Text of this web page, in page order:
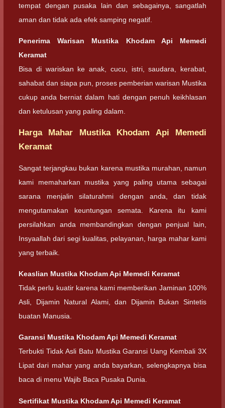
tempat dengan pusaka lain dan sebagainya, sangatlah
aman dan tidak ada efek samping negatif.
Penerima Warisan Mustika Khodam Api Memedi
Keramat
Bisa di wariskan ke anak, cucu, istri, saudara, kerabat,
sahabat dan siapa pun, proses pemberian warisan Mustika
cukup anda berniat dalam hati dengan penuh keikhlasan
dan ketulusan yang paling dalam.
Harga Mahar Mustika Khodam Api Memedi
Keramat
Sangat terjangkau bukan karena mustika murahan, namun
kami memaharkan mustika yang paling utama sebagai
sarana menjalin silaturahmi dengan anda, dan tidak
mengutamakan keuntungan semata. Karena itu kami
persilahkan anda membandingkan dengan penjual lain,
Insyaallah dari segi kualitas, pelayanan, harga mahar kami
yang terbaik.
Keaslian Mustika Khodam Api Memedi Keramat
Tidak perlu kuatir karena kami memberikan Jaminan 100%
Asli, Dijamin Natural Alami, dan Dijamin Bukan Sintetis
buatan Manusia.
Garansi Mustika Khodam Api Memedi Keramat
Terbukti Tidak Asli Batu Mustika Garansi Uang Kembali 3X
Lipat dari mahar yang anda bayarkan, selengkapnya bisa
baca di menu Wajib Baca Pusaka Dunia.
Sertifikat Mustika Khodam Api Memedi Keramat